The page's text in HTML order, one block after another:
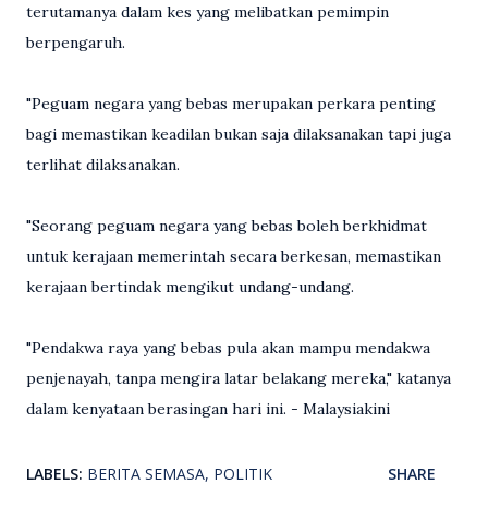
terutamanya dalam kes yang melibatkan pemimpin
berpengaruh.
"Peguam negara yang bebas merupakan perkara penting
bagi memastikan keadilan bukan saja dilaksanakan tapi juga
terlihat dilaksanakan.
"Seorang peguam negara yang bebas boleh berkhidmat
untuk kerajaan memerintah secara berkesan, memastikan
kerajaan bertindak mengikut undang-undang.
"Pendakwa raya yang bebas pula akan mampu mendakwa
penjenayah, tanpa mengira latar belakang mereka," katanya
dalam kenyataan berasingan hari ini. - Malaysiakini
LABELS: BERITA SEMASA POLITIK SHARE